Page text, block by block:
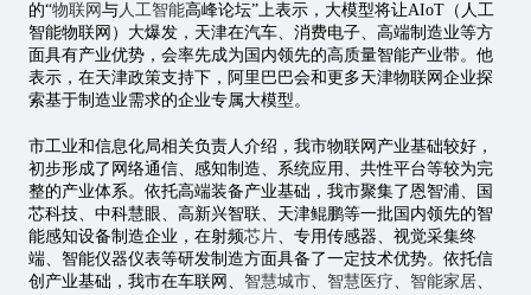
的“物联网 与人工智能高峰论坛”上表示，大模型将让AIoT（人工
智能物联网）大爆发，天津在汽车、消费电子、高端制造业等方
面具有产业优势，会率先成为国内领先的高质量智能产业带。他
表示，在天津政策支持下，阿里巴巴会和更多天津物联网企业探
索基于制造业需求的企业专属大模型。
市工业和信息化局相关负责人介绍，我市物联网产业基础较好，
初步形成了网络通信、感知制造、系统应用、共性平台等较为完
整的产业体系。依托高端装备产业基础，我市聚集了恩智浦、国
芯科技、中科慧眼、高新兴智联、天津鲲鹏等一批国内领先的智
能感知设备制造企业，在射频芯片、专用传感器、视觉采集终
端、智能仪器仪表等研发制造方面具备了一定技术优势。依托信
创产业基础，我市在车联网、 智慧城市、 智慧医疗、 智能家居、